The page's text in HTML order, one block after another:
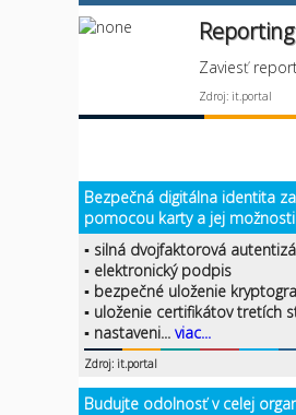
Reporting
Zaviesť
Zdroj: it.portal
Bezpečná digitálna identita
pomocou karty a jej možnosti
▪ silná dvojfaktorová
▪ elektronický podpis
▪ bezpečné uloženie
▪ uloženie certifikátov tretích
▪ nastaveni... viac...
Zdroj: it.portal
Budujte odolnosť v celej